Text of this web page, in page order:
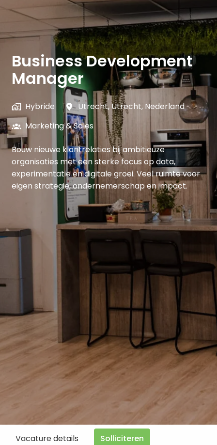
Business Development
Manager
Hybride Utrecht,Utrecht, Nederland
Marketing & Sales
Bouw nieuwe klantrelaties bij ambitieuze
organisaties met een sterke focus op data,
experimentatie en digitale groei. Veel ruimte voor
eigen strategie, ondernemerschap en impact.
Vacature details Solliciteren